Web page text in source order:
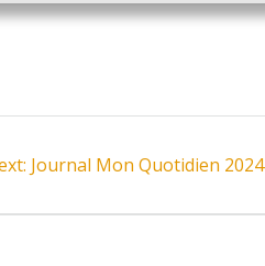
Next
Journal Mon Quotidien 2024